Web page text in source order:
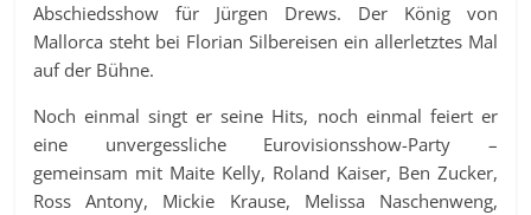
Abschiedsshow für Jürgen Drews. Der König von
Mallorca steht bei Florian Silbereisen ein allerletztes Mal
auf der Bühne.
Noch einmal singt er seine Hits, noch einmal feiert er
eine unvergessliche Eurovisionsshow-Party –
gemeinsam mit Maite Kelly, Roland Kaiser, Ben Zucker,
Ross Antony, Mickie Krause, Melissa Naschenweng,